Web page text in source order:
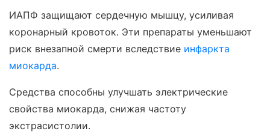
ИАПФ защищают сердечную мышцу, усиливая
коронарный кровоток. Эти препараты уменьшают
риск внезапной смерти вследствие инфаркта
миокарда.
Средства способны улучшать электрические
свойства миокарда, снижая частоту
экстрасистолии.